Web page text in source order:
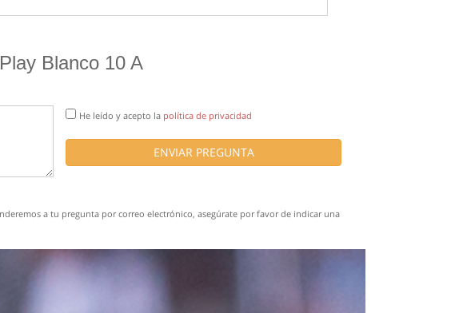
Blanco 10 A
He leído y acepto la política de privacidad
ENVIAR PREGUNTA
a tu pregunta por correo electrónico, asegúrate por favor de indicar una